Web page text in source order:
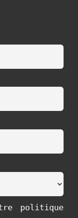
politique